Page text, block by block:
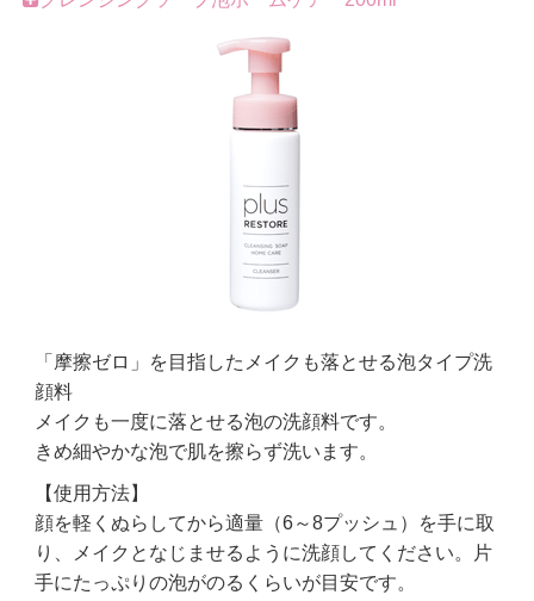
「摩擦ゼロ」を目指したメイクも落とせる泡タイプ洗
顔料
メイクも一度に落とせる泡の洗顔料です。
きめ細やかな泡で肌を擦らず洗います。
【使用方法】
顔を軽くぬらしてから適量（6～8プッシュ）を手に取
り、メイクとなじませるように洗顔してください。片
手にたっぷりの泡がのるくらいが目安です。